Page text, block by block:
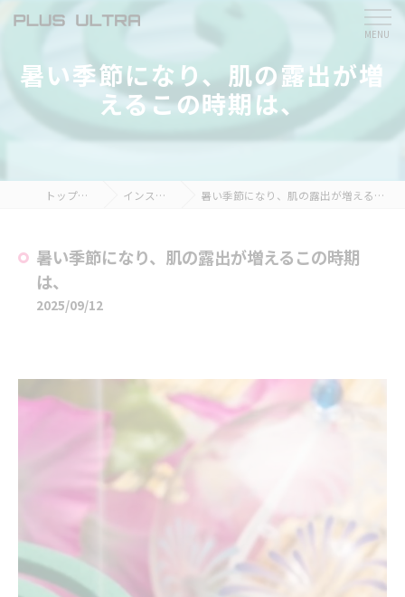
暑い季節になり、肌の露出が増
えるこの時期は、
トップページ インスタ掲載 暑い季節になり、肌の露出が増えるこの時期は、
暑い季節になり、肌の露出が増えるこの時期
は、
2025/09/12